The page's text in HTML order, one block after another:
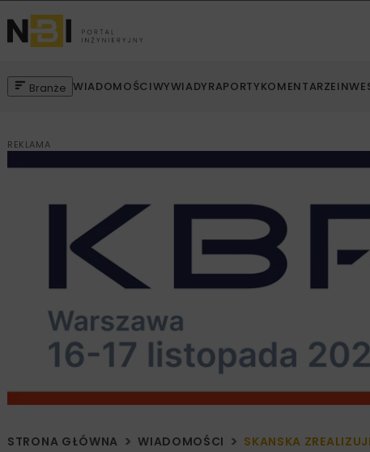
Branże WIADOMOŚCIWYWIADYRAPORTYKOMENTARZE
REKLAMA
STRONA GŁÓWNA WIADOMOŚCI SKANSKA